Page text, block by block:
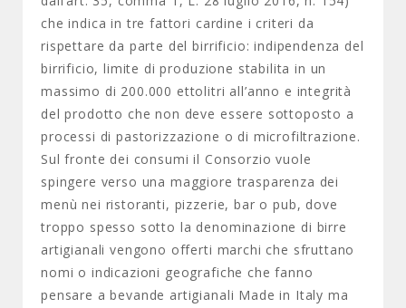
che indica in tre fattori cardine i criteri da
rispettare da parte del birrificio: indipendenza del
birrificio, limite di produzione stabilita in un
massimo di 200.000 ettolitri all’anno e integrità
del prodotto che non deve essere sottoposto a
processi di pastorizzazione o di microfiltrazione.
Sul fronte dei consumi il Consorzio vuole
spingere verso una maggiore trasparenza dei
menù nei ristoranti, pizzerie, bar o pub, dove
troppo spesso sotto la denominazione di birre
artigianali vengono offerti marchi che sfruttano
nomi o indicazioni geografiche che fanno
pensare a bevande artigianali Made in Italy ma